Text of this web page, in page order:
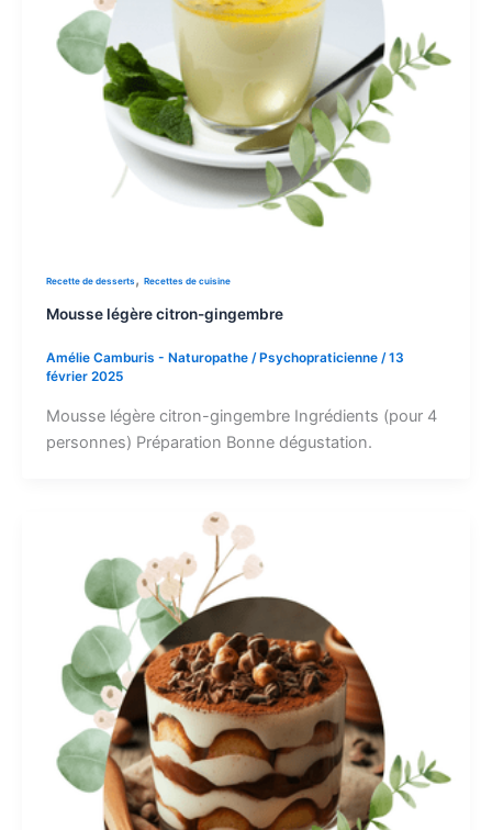
Recette de desserts , Recettes de cuisine
Mousse légère citron-gingembre
Amélie Camburis - Naturopathe / Psychopraticienne /13
février 2025
Mousse légère citron-gingembre Ingrédients (pour 4
personnes) Préparation Bonne dégustation.